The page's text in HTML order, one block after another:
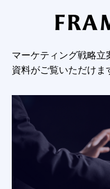
マーケティング戦略立
資料がご覧いただけま